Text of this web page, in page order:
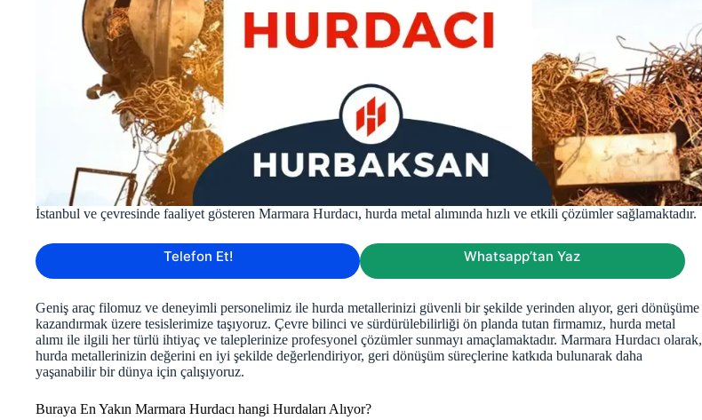
İstanbul ve çevresinde faaliyet gösteren Marmara Hurdacı, hurda metal alımında hızlı ve etkili çözümler sağlamaktadır.
Telefon Et! Whatsapp’tan Yaz
Geniş araç filomuz ve deneyimli personelimiz ile hurda metallerinizi güvenli bir şekilde yerinden alıyor, geri dönüşüme
kazandırmak üzere tesislerimize taşıyoruz. Çevre bilinci ve sürdürülebilirliği ön planda tutan firmamız, hurda metal
alımı ile ilgili her türlü ihtiyaç ve taleplerinize profesyonel çözümler sunmayı amaçlamaktadır. Marmara Hurdacı olarak,
hurda metallerinizin değerini en iyi şekilde değerlendiriyor, geri dönüşüm süreçlerine katkıda bulunarak daha
yaşanabilir bir dünya için çalışıyoruz.
Buraya En Yakın Marmara Hurdacı hangi Hurdaları Alıyor?